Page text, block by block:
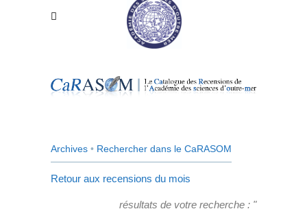
Archives • Rechercher dans le CaRASOM
Retour aux recensions du mois
résultats de votre recherche : "